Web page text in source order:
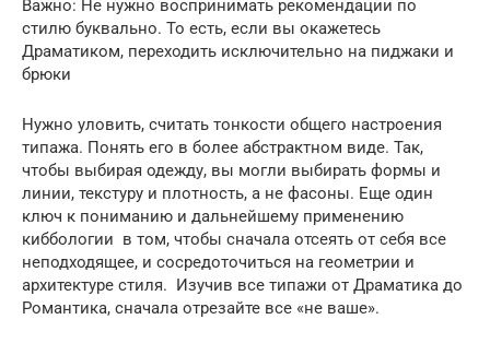
Важно: Не нужно воспринимать рекомендации по
стилю буквально. То есть, если вы окажетесь
Драматиком, переходить исключительно на пиджаки и
брюки
Нужно уловить, считать тонкости общего настроения
типажа. Понять его в более абстрактном виде. Так,
чтобы выбирая одежду, вы могли выбирать формы и
линии, текстуру и плотность, а не фасоны. Еще один
ключ к пониманию и дальнейшему применению
киббологии в том, чтобы сначала отсеять от себя все
неподходящее, и сосредоточиться на геометрии и
архитектуре стиля. Изучив все типажи от Драматика до
Романтика, сначала отрезайте все «не ваше».